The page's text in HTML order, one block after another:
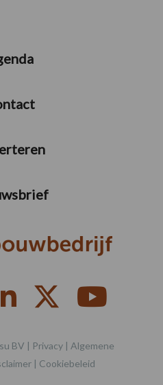
BV | Privacy | Algemene
| Cookiebeleid